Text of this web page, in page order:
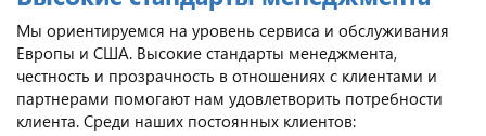
Мы ориентируемся на уровень сервиса и обслуживания
Европы и США. Высокие стандарты менеджмента,
честность и прозрачность в отношениях с клиентами и
партнерами помогают нам удовлетворить потребности
клиента. Среди наших постоянных клиентов: